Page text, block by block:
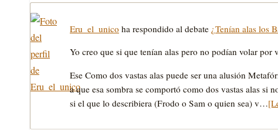
Eru_el_unico ha respondido al debate ¿Tenían alas los
Yo creo que si que tenían alas pero no podían volar por
Ese Como dos vastas alas puede ser una alusión
a que esa sombra se comportó como dos vastas alas si
si el que lo describiera (Frodo o Sam o quien sea) v…